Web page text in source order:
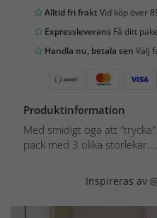
Alltid fri fraktVid köp över
Expressleverans Få ditt
Handla nu, betala sen Välj
Produktinformation
Med smidigt öga att
pack med 3 olika storlekar....
Inspireras av